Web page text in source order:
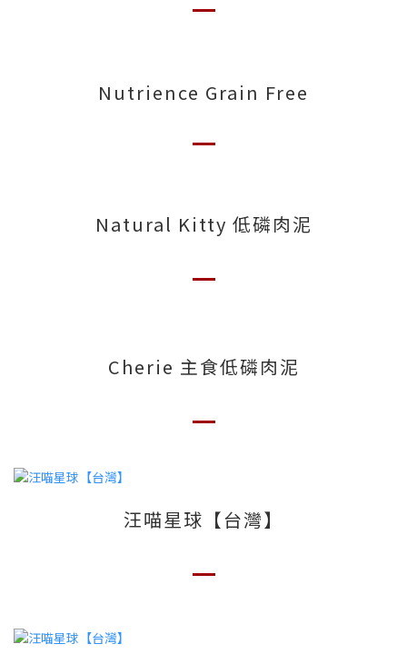
Nutrience Grain Free
Natural Kitty 低磷肉泥
Cherie 主食低磷肉泥
汪喵星球【台灣】